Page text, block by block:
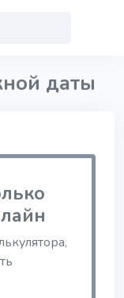
даты